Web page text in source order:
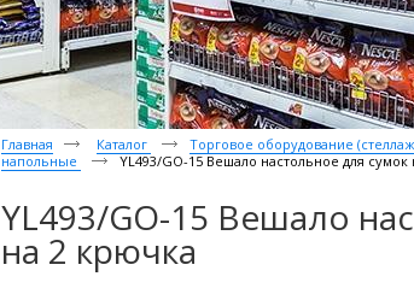
Главная Каталог Торговое оборудование
напольные
YL493/GO-15 Вешало настольное для сумок
YL493/GO-15 Вешало
на 2 крючка